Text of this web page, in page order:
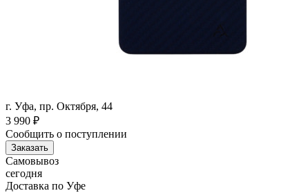
г. Уфа, пр. Октября, 44
3 990 ₽
Сообщить о поступлении
Заказать
Самовывоз
сегодня
Доставка по Уфе